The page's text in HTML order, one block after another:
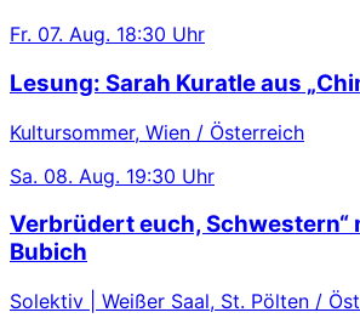
Fr. 07. Aug. 18:30 Uhr
Lesung: Sarah Kuratle aus
Kultursommer, Wien / Österreich
Sa. 08. Aug. 19:30 Uhr
Verbrüdert euch, Schwestern“
Bubich
Solektiv | Weißer Saal, St. Pölten /